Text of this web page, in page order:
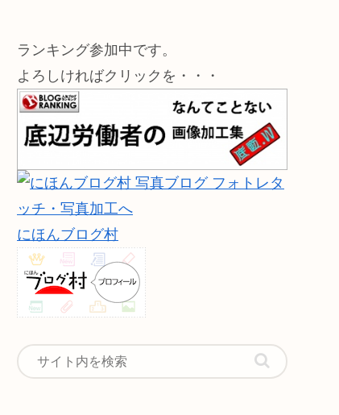
ランキング参加中です。
よろしければクリックを・・・
にほんブログ村